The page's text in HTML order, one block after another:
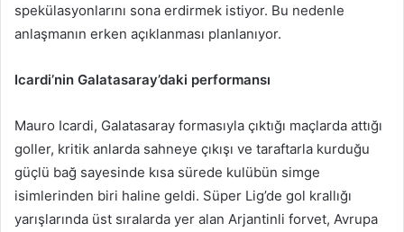
spekülasyonlarını sona erdirmek istiyor. Bu nedenle
anlaşmanın erken açıklanması planlanıyor.
Icardi’nin Galatasaray’daki performansı
Mauro Icardi, Galatasaray formasıyla çıktığı maçlarda attığı
goller, kritik anlarda sahneye çıkışı ve taraftarla kurduğu
güçlü bağ sayesinde kısa sürede kulübün simge
isimlerinden biri haline geldi. Süper Lig’de gol krallığı
yarışlarında üst sıralarda yer alan Arjantinli forvet, Avrupa